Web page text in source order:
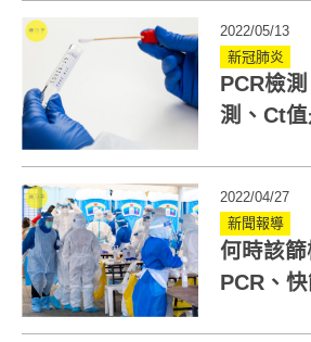
2022/05/13
新冠肺炎
PCR檢
測、Ct
2022/04/27
新聞報導
何時該
PCR、